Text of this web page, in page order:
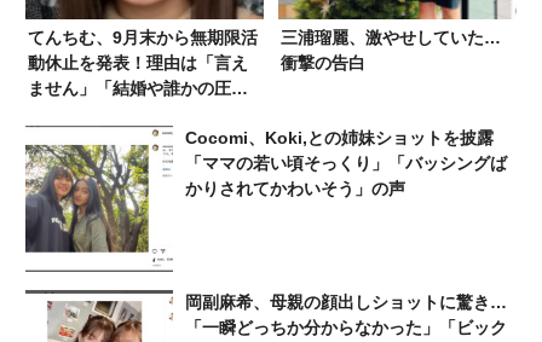
てんちむ、9月末から無期限活
動休止を発表！理由は「言え
ません」「結婚や誰かの圧力
三浦瑠麗、激やせしていた…
衝撃の告白
Cocomi、Koki,との姉妹ショットを披露
「ママの若い頃そっくり」「バッシングば
かりされてかわいそう」の声
岡副麻希、母親の顔出しショットに驚き…
「一瞬どっちか分からなかった」「ビック